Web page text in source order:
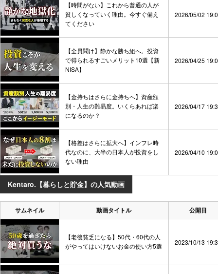
【時間がない】これから普通の人が
貧しくなっていく理由。今すぐ備え
てください
2026/05/02
【全員聞け】静かな勝ち組へ。投資
で得られるすごいメリット10選【新
NISA】
2026/04/25
【金持ちはさらに金持ちへ】資産額
別・人生の難易度。いくらあれば楽
になるのか？
2026/04/17
【格差はさらに拡大へ】インフレ時
代なのに、大半の日本人が投資をし
ない理由
2026/04/10
Kentaro.【暮らしと貯金】の人気動画
サムネイル 動画タイトル 公開日
【老後貧乏になる】50代・60代の人
がやってはいけないお金の使い方5選
2023/10/13